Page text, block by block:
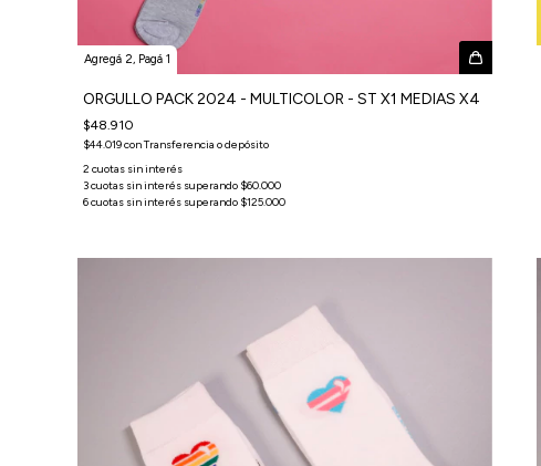
Agregá 2, Pagá 1
ORGULLO PACK 2024 - MULTICOLOR - ST X1 MEDIAS X4
$48.910
$44.019conTransferencia o depósito